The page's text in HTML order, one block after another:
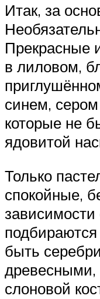
Итак, за
Прекрасные
в лиловом,
синем, сером
которые не
ядовитой
Только
спокойные,
быть
слоновой